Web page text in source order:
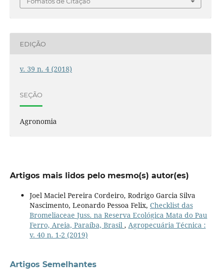
EDIÇÃO
v. 39 n. 4 (2018)
SEÇÃO
Agronomia
Artigos mais lidos pelo mesmo(s) autor(es)
Joel Maciel Pereira Cordeiro, Rodrigo Garcia Silva
Nascimento, Leonardo Pessoa Felix, Checklist das
Bromeliaceae Juss. na Reserva Ecológica Mata do Pau
Ferro, Areia, Paraíba, Brasil , Agropecuária Técnica :
v. 40 n. 1-2 (2019)
Artigos Semelhantes